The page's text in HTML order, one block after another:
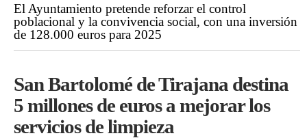
El Ayuntamiento pretende reforzar el control
poblacional y la convivencia social, con una inversión
de 128.000 euros para 2025
San Bartolomé de Tirajana destina
5 millones de euros a mejorar los
servicios de limpieza